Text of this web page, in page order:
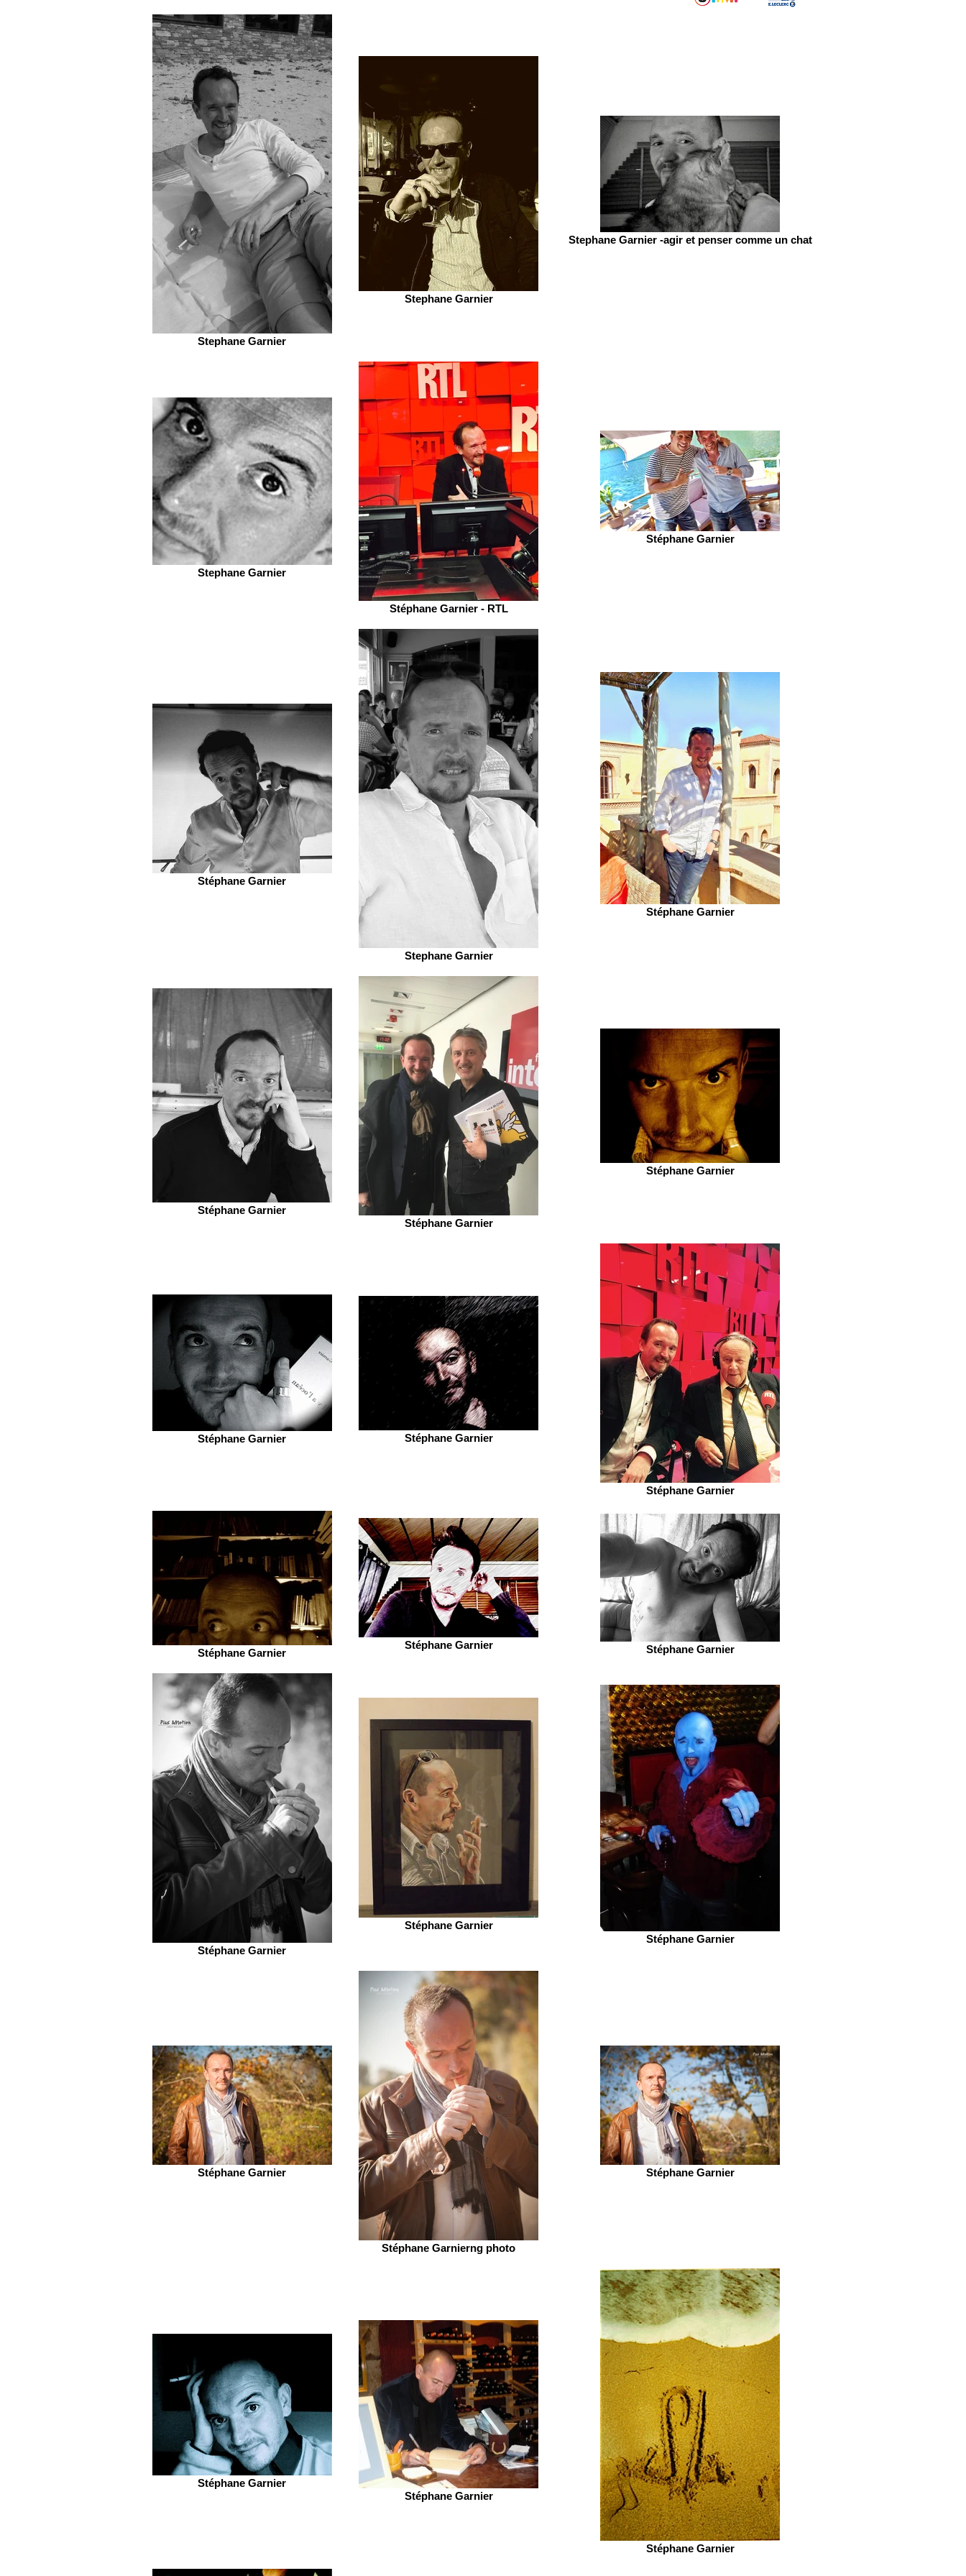
Stephane Garnier
Stephane Garnier
Stephane Garnier -agir et penser comme un chat
Stephane Garnier
Stéphane Garnier - RTL
Stéphane Garnier
Stéphane Garnier
Stephane Garnier
Stéphane Garnier
Stéphane Garnier
Stéphane Garnier
Stéphane Garnier
Stéphane Garnier Stéphane Garnier
Stéphane Garnier
Stéphane Garnier
Stéphane Garnier Stéphane Garnier
Stéphane Garnier
Stéphane Garnier
Stéphane Garnier
Stéphane Garnier
Stéphane Garnierng photo
Stéphane Garnier
Stéphane Garnier
Stéphane Garnier
Stéphane Garnier